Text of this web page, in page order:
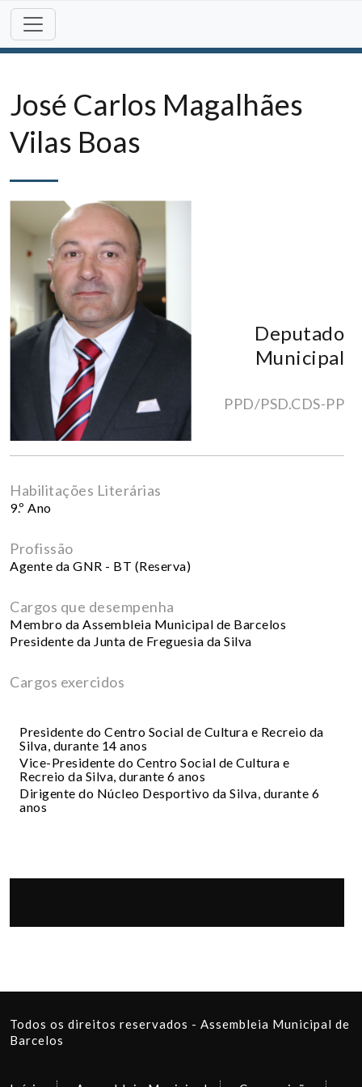
Skip
content
José Carlos Magalhães
Vilas Boas
Deputado
Municipal
PPD/PSD.CDS-PP
Habilitações Literárias
9.º Ano
Profissão
Agente da GNR - BT (Reserva)
Cargos que desempenha
Membro da Assembleia Municipal de Barcelos
Presidente da Junta de Freguesia da Silva
Cargos exercidos
Presidente do Centro Social de Cultura e Recreio da
Silva, durante 14 anos
Vice-Presidente do Centro Social de Cultura e
Recreio da Silva, durante 6 anos
Dirigente do Núcleo Desportivo da Silva, durante 6
anos
Todos os direitos reservados - Assembleia Municipal de
Barcelos